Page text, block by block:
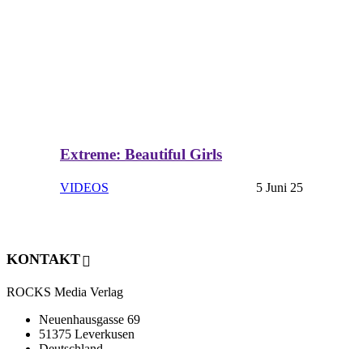
Extreme: Beautiful Girls
VIDEOS 5 Juni 25
KONTAKT
ROCKS Media Verlag
Neuenhausgasse 69
51375 Leverkusen